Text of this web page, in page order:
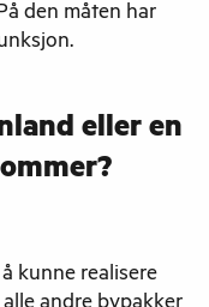
den måten har
eller en
kunne realisere